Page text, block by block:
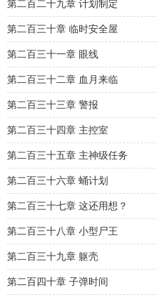
第二百二十九章 计划制定
第二百三十章 临时安全屋
第二百三十一章 眼线
第二百三十二章 血月来临
第二百三十三章 警报
第二百三十四章 主控室
第二百三十五章 主神级任务
第二百三十六章 蛹计划
第二百三十七章 这还用想？
第二百三十八章 小型尸王
第二百三十九章 躯壳
第二百四十章 子弹时间